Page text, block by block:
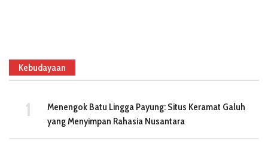
Kebudayaan
Menengok Batu Lingga Payung: Situs Keramat Galuh
yang Menyimpan Rahasia Nusantara